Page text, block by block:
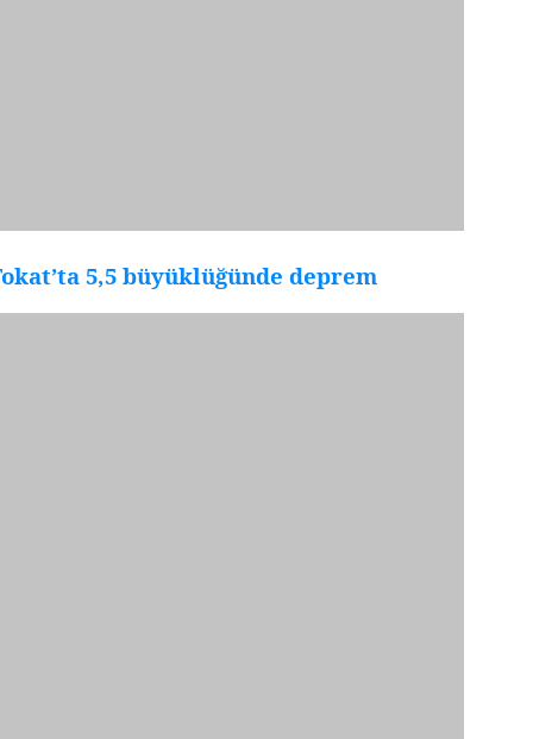
5,5 büyüklüğünde deprem